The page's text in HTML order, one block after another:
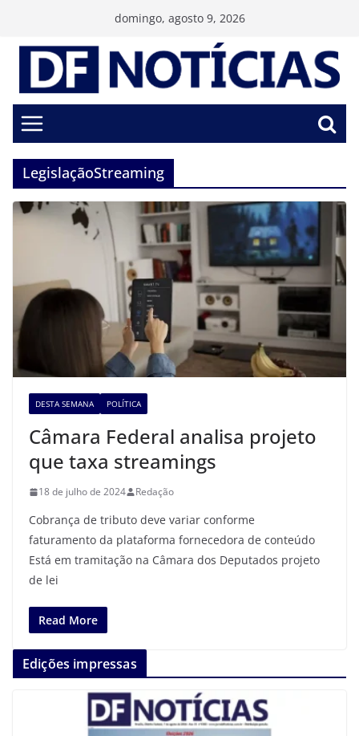
conteúdo
domingo, agosto 9, 2026
LegislaçãoStreaming
DESTA SEMANA POLÍTICA
Câmara Federal analisa projeto
que taxa streamings
18 de julho de 2024 Redação
Cobrança de tributo deve variar conforme
faturamento da plataforma fornecedora de conteúdo
Está em tramitação na Câmara dos Deputados projeto
de lei
Read More
Edições impressas